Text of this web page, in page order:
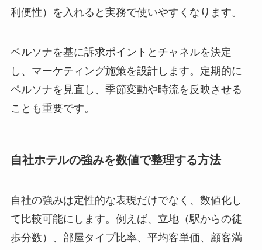
利便性）を入れると実務で使いやすくなります。
ペルソナを基に訴求ポイントとチャネルを決定
し、マーケティング施策を設計します。定期的に
ペルソナを見直し、季節変動や時流を反映させる
ことも重要です。
自社ホテルの強みを数値で整理する方法
自社の強みは定性的な表現だけでなく、数値化し
て比較可能にします。例えば、立地（駅からの徒
歩分数）、部屋タイプ比率、平均客単価、顧客満